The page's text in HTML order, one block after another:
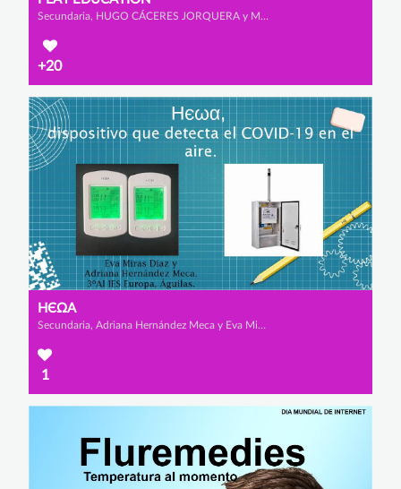
Secundaria, HUGO CÁCERES JORQUERA y MANUEL REVERTE VIÚDEZ
+20
НЄΩΑ
Secundaria, Adriana Hernández Meca y Eva Miras Díaz
1